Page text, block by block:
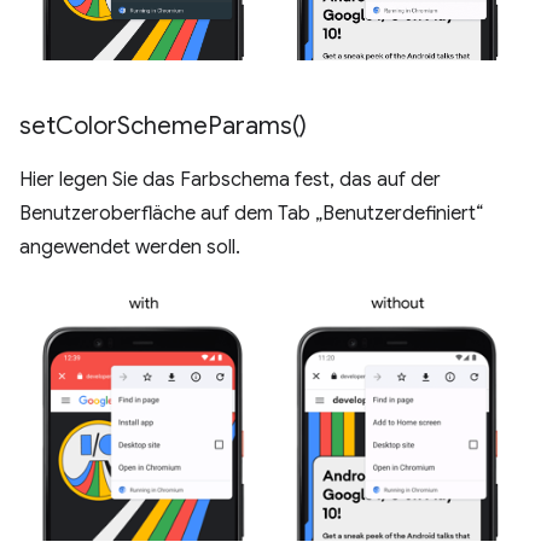
setColorSchemeParams()
Hier legen Sie das Farbschema fest, das auf der
Benutzeroberfläche auf dem Tab „Benutzerdefiniert“
angewendet werden soll.